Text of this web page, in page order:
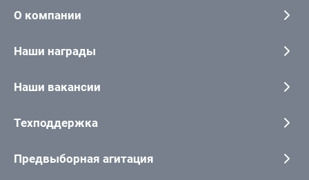
О компании
Наши награды
Наши вакансии
Техподдержка
Предвыборная агитация